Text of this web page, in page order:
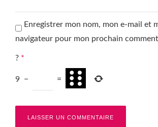
Enregistrer mon nom, mon e-mail et
navigateur pour mon prochain
? *
9 − =